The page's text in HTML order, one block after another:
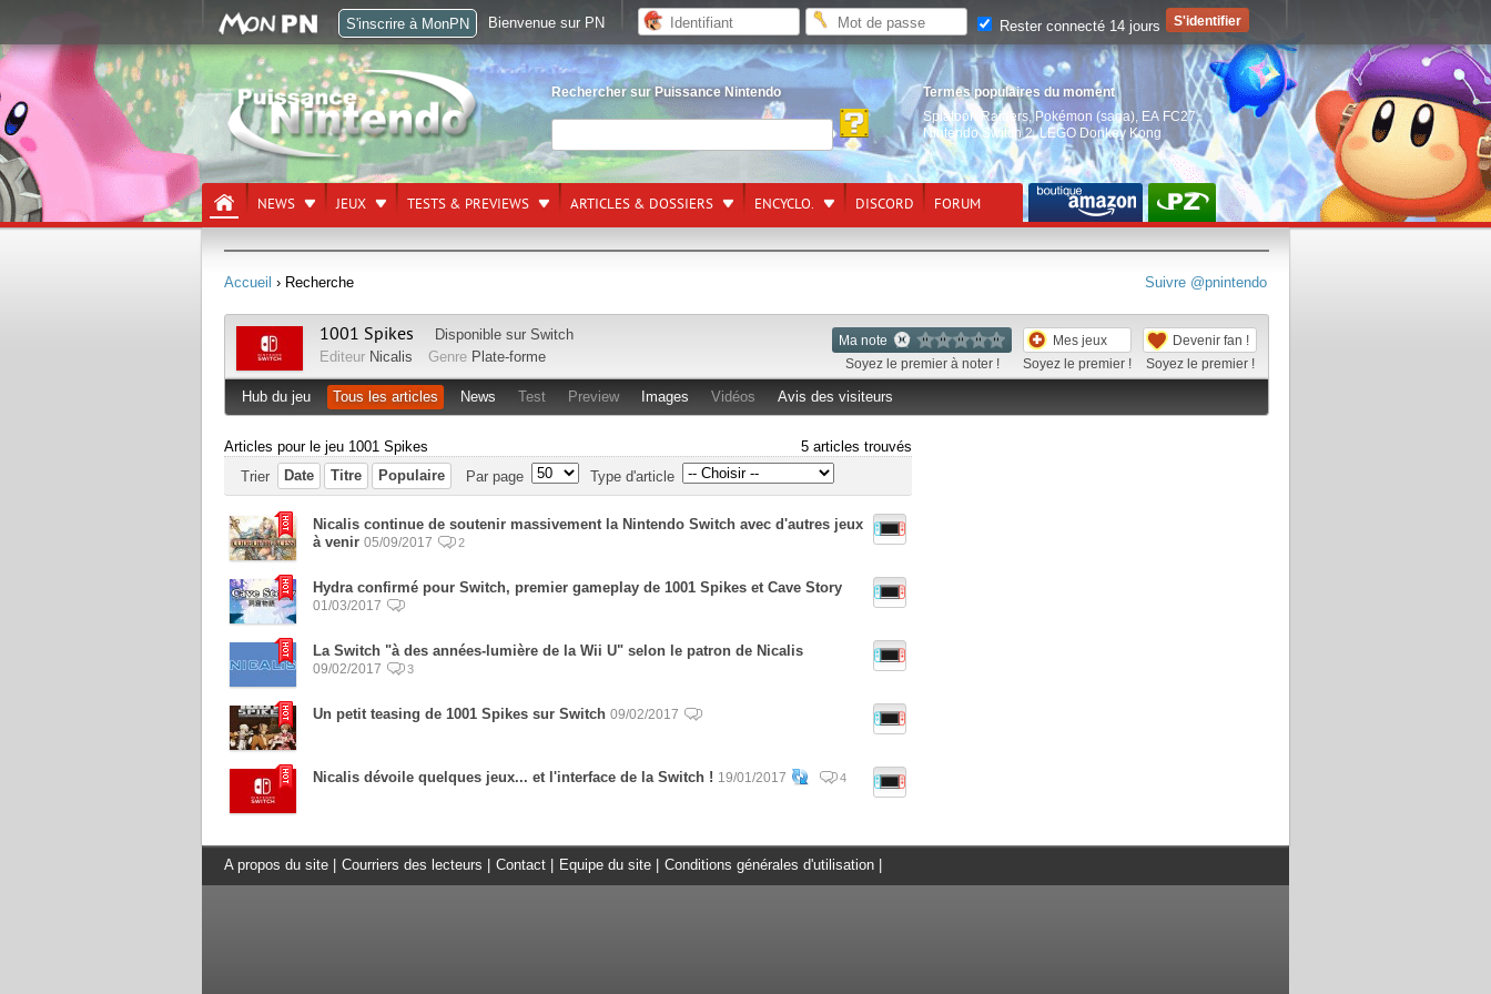
Rechercher sur Puissance Nintendo
Termes populaires du moment
Splatoon Raiders, Pokémon (saga) EA FC27,
Nintendo Switch 2,LEGO Donkey Kong
NEWS JEUX TESTS & PREVIEWS ARTICLES & DOSSIERS ENCYCLO. DISCORD FORUM
Suivre @pnintendo
Accueil › Recherche
Ma note
Soyez le premier à noter !
Mes jeux
Soyez le premier !
Devenir fan !
Soyez le premier !
1001 Spikes Disponible sur Switch
Editeur Nicalis Genre Plate-forme
Hub du jeu Tous les articles News Test Preview Images Vidéos Avis des visiteurs
Articles pour le jeu 1001 Spikes
5 articles trouvés
Trier
Date Titre Populaire Par page Type d'article
Nicalis continue de soutenir massivement la Nintendo Switch avec d'autres jeux
à venir 05/09/2017 2
Hydra confirmé pour Switch, premier gameplay de 1001 Spikes et Cave Story
01/03/2017
La Switch "à des années-lumière de la Wii U" selon le patron de Nicalis
09/02/2017 3
Un petit teasing de 1001 Spikes sur Switch 09/02/2017
Nicalis dévoile quelques jeux... et l'interface de la Switch ! 19/01/2017 4
A propos du site Courriers des lecteurs Contact Equipe du site Conditions générales d'utilisation
S'inscrire à MonPN Bienvenue sur PN Rester connecté 14 jours